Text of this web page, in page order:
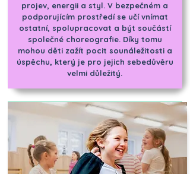
projev, energii a styl. V bezpečném a
podporujícím prostředí se učí vnímat
ostatní, spolupracovat a být součástí
společné choreografie. Díky tomu
mohou děti zažít pocit sounáležitosti a
úspěchu, který je pro jejich sebedůvěru
velmi důležitý.